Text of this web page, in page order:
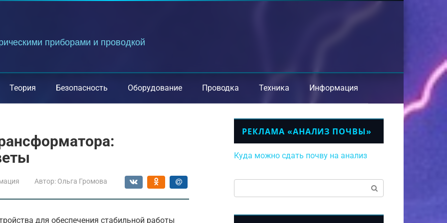
приборами и проводкой
Теория Безопасность Оборудование Проводка Техника Информация
Автор: Ольга Громова
для обеспечения стабильной работы
РЕКЛАМА «АНАЛИЗ ПОЧВЫ»
Куда можно сдать почву на анализ